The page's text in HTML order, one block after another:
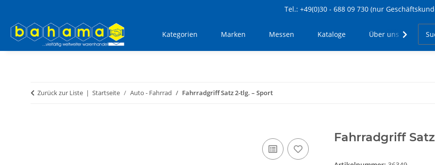
Tel.: +49(0)30 - 688 09 730 (nur
Kategorien Marken Messen Kataloge Über uns
Zurück zur Liste Startseite Auto - Fahrrad Fahrradgriff Satz 2-tlg. – Sport
Fahrradgriff